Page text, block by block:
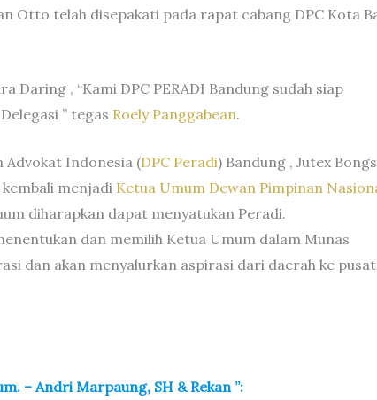
Otto telah disepakati pada rapat cabang DPC Kota
Daring , “Kami DPC PERADI Bandung sudah siap
” tegas Roely Panggabean.
Advokat Indonesia (DPC Peradi) Bandung , Jutex
menjadi Ketua Umum Dewan Pimpinan
diharapkan dapat menyatukan Peradi.
dan memilih Ketua Umum dalam Munas
dan akan menyalurkan aspirasi dari daerah ke
– Andri Marpaung, SH & Rekan ”: